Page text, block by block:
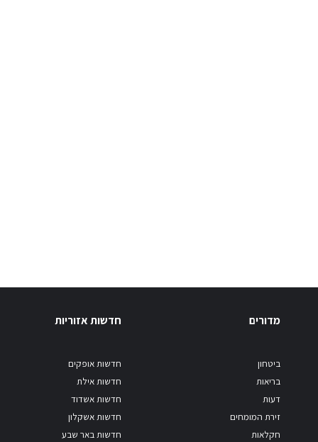
מדורים
ביטחון
בריאות
דעות
זירת המומחים
חקלאות
חדשות אזוריות
חדשות אופקים
חדשות אילת
חדשות אשדוד
חדשות אשקלון
חדשות באר שבע